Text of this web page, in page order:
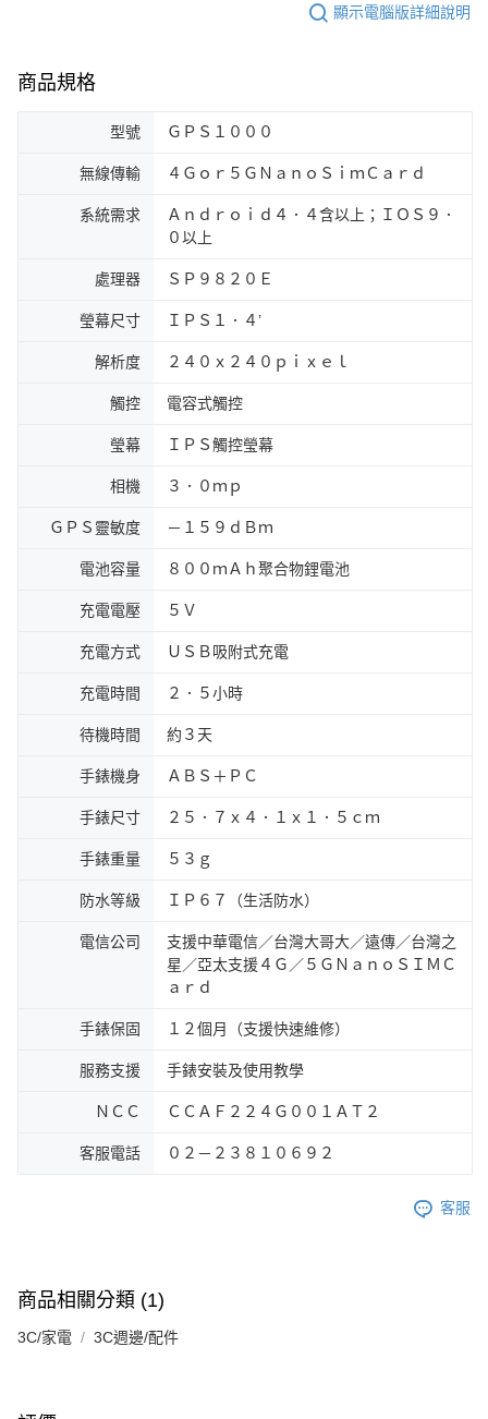
顯示電腦版詳細說明
商品規格
型號 ＧＰＳ１０００
無線傳輸 ４Ｇｏｒ５ＧＮａｎｏＳｉｍＣａｒｄ
系統需求
Ａｎｄｒｏｉｄ４．４含以上；ＩＯＳ９．
０以上
處理器 ＳＰ９８２０Ｅ
瑩幕尺寸 ＩＰＳ１．４’
解析度 ２４０ｘ２４０ｐｉｘｅｌ
觸控 電容式觸控
瑩幕 ＩＰＳ觸控瑩幕
相機 ３．０ｍｐ
ＧＰＳ靈敏度 －１５９ｄＢｍ
電池容量 ８００ｍＡｈ聚合物鋰電池
充電電壓 ５Ｖ
充電方式 ＵＳＢ吸附式充電
充電時間 ２．５小時
待機時間 約３天
手錶機身 ＡＢＳ＋ＰＣ
手錶尺寸 ２５．７ｘ４．１ｘ１．５ｃｍ
手錶重量 ５３ｇ
防水等級 ＩＰ６７（生活防水）
電信公司
支援中華電信／台灣大哥大／遠傳／台灣之
星／亞太支援４Ｇ／５ＧＮａｎｏＳＩＭＣ
ａｒｄ
手錶保固 １２個月（支援快速維修）
服務支援 手錶安裝及使用教學
ＮＣＣ ＣＣＡＦ２２４Ｇ００１ＡＴ２
客服電話 ０２－２３８１０６９２
客服
商品相關分類 (1)
3C/家電 3C週邊/配件